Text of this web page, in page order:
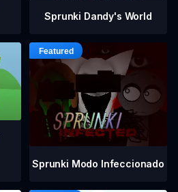
Sprunki Dandy's World
Sprunki Modo Infeccionado